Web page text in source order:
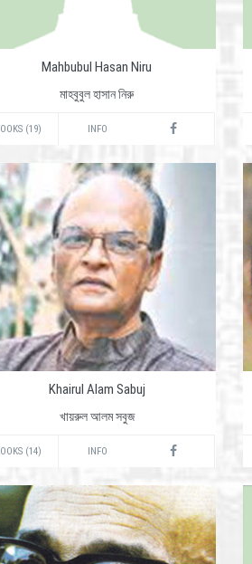
Mahbubul Hasan Niru
মাহবুবুল হাসান নিরু
(19) INFO
Khairul Alam Sabuj
খায়রুল আলম সবুজ
(14) INFO